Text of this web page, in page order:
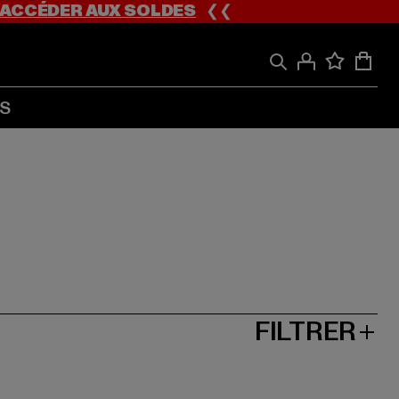
ACCÉDER AUX SOLDES❮❮
FILTRER